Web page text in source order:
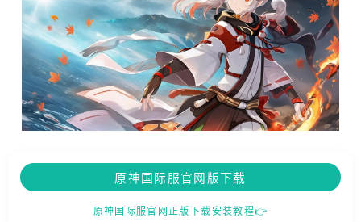
原神国际服官网版下载
原神国际服官网正版下载安装教程👉